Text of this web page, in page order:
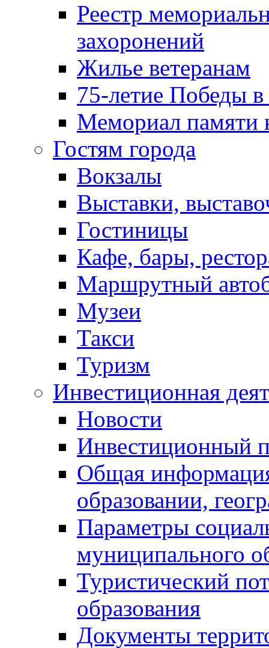
Реестр
захоронений
Жилье ветеранам
75-летие Победы
Мемориал памяти
Гостям города
Вокзалы
Выставки,
Гостиницы
Кафе, бары,
Маршрутный
Музеи
Такси
Туризм
Инвестиционная
Новости
Инвестиционный
Общая
образовании,
Параметры
муниципального
Туристический
образования
Документы